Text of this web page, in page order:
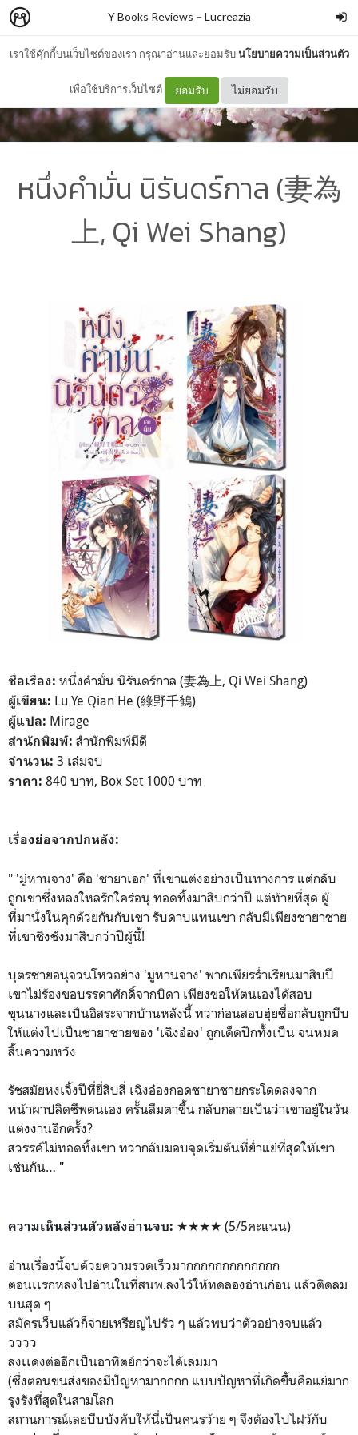
เราใช้คุ๊กกี้บนเว็บไซต์ของเรา กรุณาอ่านและยอมรับนโยบายความเป็นส่วนตัว
เพื่อใช้บริการเว็บไซต์ ยอมรับ ไม่ยอมรับ
Y Books Reviews – Lucreazia
หนึ่งคำมั่น นิรันดร์กาล (妻為
上, Qi Wei Shang)
ชื่อเรื่อง: หนึ่งคำมั่น นิรันดร์กาล (妻為上, Qi Wei Shang)
ผู้เขียน: Lu Ye Qian He (綠野千鶴)
ผู้แปล: Mirage
สำนักพิมพ์: สำนักพิมพ์มีดี
จำนวน: 3 เล่มจบ
ราคา: 840 บาท, Box Set 1000 บาท
เรื่องย่อจากปกหลัง:
" 'มู่หานจาง' คือ 'ชายาเอก' ที่เขาแต่งอย่างเป็นทางการ แต่กลับ
ถูกเขาซึ่งหลงใหลรักใคร่อนุ ทอดทิ้งมาสิบกว่าปี แต่ท้ายที่สุด ผู้
ที่มานั่งในคุกด้วยกันกับเขา รับดาบแทนเขา กลับมีเพียงชายาชาย
ที่เขาชิงชังมาสิบกว่าปีผู้นี้!
บุตรชายอนุจวนโหวอย่าง 'มู่หานจาง' พากเพียรร่ำเรียนมาสิบปี
เขาไม่ร้องขอบรรดาศักดิ์จากบิดา เพียงขอให้ตนเองได้สอบ
ขุนนางและเป็นอิสระจากบ้านหลังนี้ ทว่าก่อนสอบฮุ่ยซื่อกลับถูกบีบ
ให้แต่งไปเป็นชายาชายของ 'เฉิงอ๋อง' ถูกเด็ดปีกทั้งเป็น จนหมด
สิ้นความหวัง
รัชสมัยหงเจิ้งปีที่ยี่สิบสี่ เฉิงอ๋องกอดชายาชายกระโดดลงจาก
หน้าผาปลิดชีพตนเอง ครั้นลืมตาขึ้น กลับกลายเป็นว่าเขาอยู่ในวัน
แต่งงานอีกครั้ง?
สวรรค์ไม่ทอดทิ้งเขา ทว่ากลับมอบจุดเริ่มต้นที่ย่ำแย่ที่สุดให้เขา
เช่นกัน… "
ความเห็นส่วนตัวหลังอ่านจบ: ★★★★ (5/5คะแนน)
อ่านเรื่องนี้จบด้วยความรวดเร็วมากกกกกกกกกกกกก
ตอนเเรกหลงไปอ่านในที่สนพ.ลงไว้ให้ทดลองอ่านก่อน แล้วติดลม
บนสุด ๆ
สมัครเว็บแล้วก็จ่ายเหรียญไปรัว ๆ แล้วพบว่าตัวอย่างจบแล้ว
วววว
ลงเเดงต่ออีกเป็นอาทิตย์กว่าจะได้เล่มมา
(ซึ่งตอนขนส่งของมีปัญหามากกกก แบบปัญหาที่เกิดขึื้นคือแย่มาก
รุงรังที่สุดในสามโลก
สถานการณ์เลยบีบบังคับให้นี่เป็นคนรว้าย ๆ จึงต้องไปไฝว้กับ